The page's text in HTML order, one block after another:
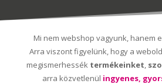
Mi nem webshop vagyunk, hanem
Arra viszont figyelünk, hogy a
megismerhessék termékeinket,
arra közvetlenül ingyenes,